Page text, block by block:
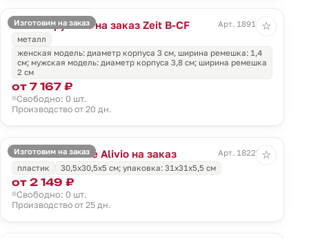
Изготовим на заказ
Часы наручные на заказ Zeit B-CF
Арт. 18914.01
металл
женская модель: диаметр корпуса 3 см, ширина ремешка: 1,4
см; мужская модель: диаметр корпуса 3,8 см; ширина ремешка
2 см
от 7 167 ₽
Свободно: 0 шт.
Производство от 20 дн.
☆
Изготовим на заказ
Часы настенные Alivio на заказ
Арт. 18225.01
пластик
30,5x30,5x5 см; упаковка: 31х31х5,5 см
от 2 149 ₽
Свободно: 0 шт.
Производство от 25 дн.
☆